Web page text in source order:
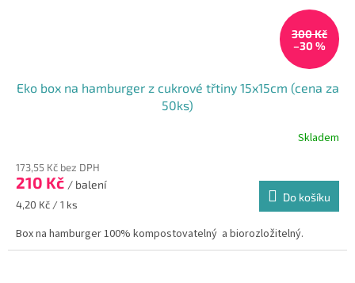
300 Kč
–30 %
Eko box na hamburger z cukrové třtiny 15x15cm (cena za
50ks)
Skladem
173,55 Kč bez DPH
210 Kč / balení
Měrná
4,20 Kč / 1 ks
Do košíku
Box na hamburger 100% kompostovatelný a biorozložitelný.